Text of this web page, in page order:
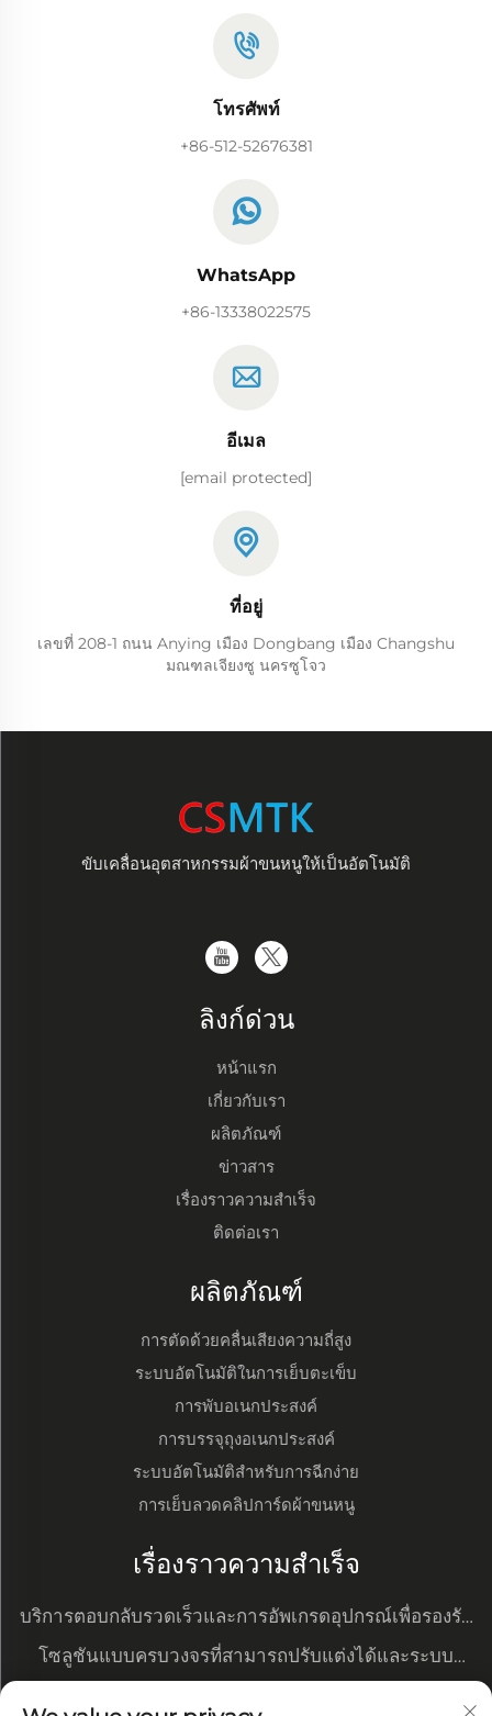
โทรศัพท์
+86-512-52676381
WhatsApp
+86-13338022575
อีเมล
[email protected]
ที่อยู่
เลขที่ 208-1 ถนน Anying เมือง Dongbang เมือง Changshu
มณฑลเจียงซู นครซูโจว
ขับเคลื่อนอุตสาหกรรมผ้าขนหนูให้เป็นอัตโนมัติ
ลิงก์ด่วน
หน้าแรก
เกี่ยวกับเรา
ผลิตภัณฑ์
ข่าวสาร
เรื่องราวความสำเร็จ
ติดต่อเรา
ผลิตภัณฑ์
การตัดด้วยคลื่นเสียงความถี่สูง
ระบบอัตโนมัติในการเย็บตะเข็บ
การพับอเนกประสงค์
การบรรจุถุงอเนกประสงค์
ระบบอัตโนมัติสำหรับการฉีกง่าย
การเย็บลวดคลิปการ์ดผ้าขนหนู
เรื่องราวความสำเร็จ
บริการตอบกลับรวดเร็วและการอัพเกรดอุปกรณ์เพื่อรองรับ
ความต้องการใหม่ๆ
โซลูชันแบบครบวงจรที่สามารถปรับแต่งได้และระบบ